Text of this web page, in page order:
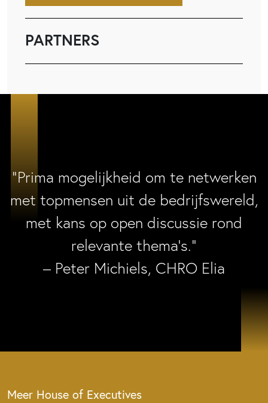
PARTNERS
“Prima mogelijkheid om te netwerken
met topmensen uit de bedrijfswereld,
met kans op open discussie rond
relevante thema’s.”
– Peter Michiels, CHRO Elia
Meer House of Executives